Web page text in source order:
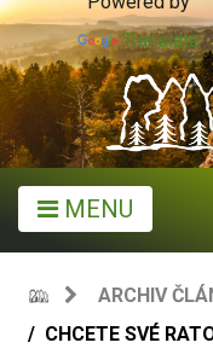
Translate
MENU
ARCHIV
CHCETE SVÉ